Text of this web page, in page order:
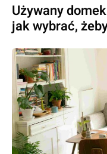
Używany
jak wybrać,